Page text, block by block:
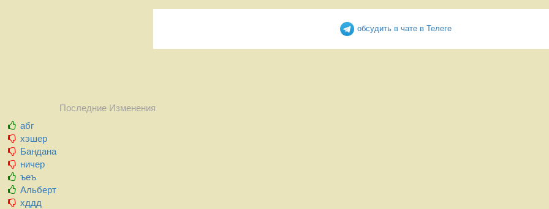
обсудить в чате в Телеге
Последние Изменения
абг
хэшер
Бандана
ничер
ъеъ
Альберт
хддд